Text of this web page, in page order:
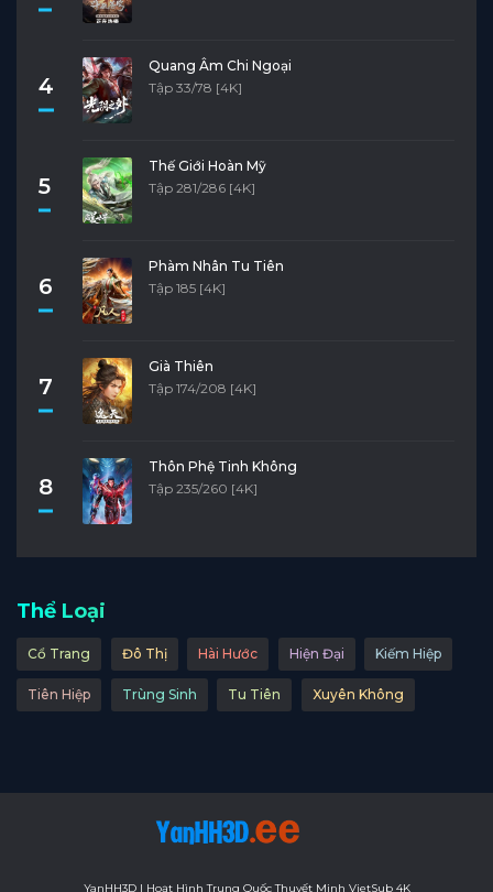
4
Quang Âm Chi Ngoại
Tập 33/78 [4K]
5
Thế Giới Hoàn Mỹ
Tập 281/286 [4K]
6
Phàm Nhân Tu Tiên
Tập 185 [4K]
7
Già Thiên
Tập 174/208 [4K]
8
Thôn Phệ Tinh Không
Tập 235/260 [4K]
Thể Loại
Cổ Trang Đô Thị Hài Hước Hiện Đại Kiếm Hiệp
Tiên Hiệp Trùng Sinh Tu Tiên Xuyên Không
YanHH3D | Hoạt Hình Trung Quốc Thuyết Minh VietSub 4K